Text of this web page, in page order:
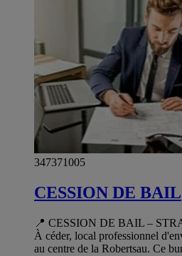
347371005
CESSION DE BAIL
📍 CESSION DE BAIL –
À céder, local professionnel
au centre de la Robertsau. Ce